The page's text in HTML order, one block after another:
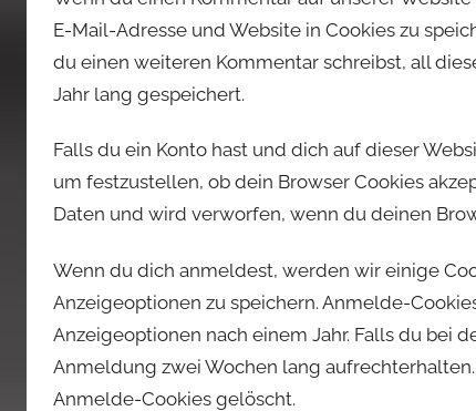
E-Mail-Adresse und Website in Cookies zu
du einen weiteren Kommentar schreibst, all
Jahr lang gespeichert.
Falls du ein Konto hast und dich auf dieser
um festzustellen, ob dein Browser Cookies
Daten und wird verworfen, wenn du deinen
Wenn du dich anmeldest, werden wir einige
Anzeigeoptionen zu speichern. Anmelde-
Anzeigeoptionen nach einem Jahr. Falls du bei
Anmeldung zwei Wochen lang
Anmelde-Cookies gelöscht.